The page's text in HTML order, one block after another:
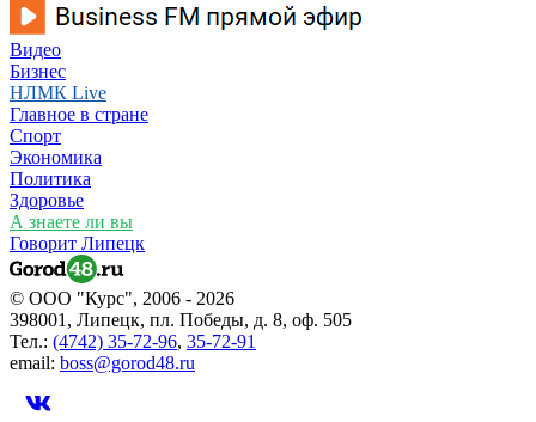
Видео
Бизнес
НЛМК Live
Главное в стране
Спорт
Экономика
Политика
Здоровье
А знаете ли вы
Говорит Липецк
© ООО "Курс", 2006 - 2026
398001, Липецк, пл. Победы, д. 8, оф. 505
Тел.: (4742) 35-72-96, 35-72-91
email: boss@gorod48.ru